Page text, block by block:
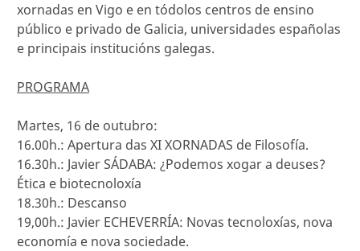
xornadas en Vigo e en tódolos centros de ensino
público e privado de Galicia, universidades españolas
e principais institucións galegas.
PROGRAMA
Martes, 16 de outubro:
16.00h.: Apertura das XI XORNADAS de Filosofía.
16.30h.: Javier SÁDABA: ¿Podemos xogar a deuses?
Ética e biotecnoloxía
18.30h.: Descanso
19,00h.: Javier ECHEVERRÍA: Novas tecnoloxías, nova
economía e nova sociedade.